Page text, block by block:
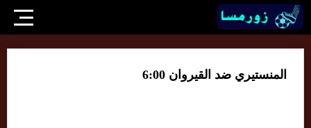
المنستيري ضد القيروان 6:00